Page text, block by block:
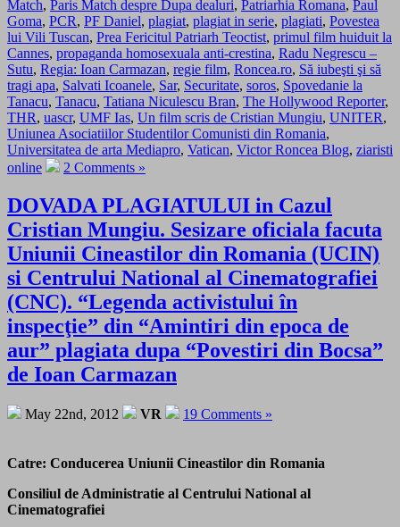
Match, Paris Match despre Dupa dealuri, Patriarhia Romana, Paul
Goma, PCR, PF Daniel, plagiat, plagiat in serie, plagiati, Povestea
lui Vili Tuscan, Prea Fericitul Patriarh Teoctist, primul film huiduit la
Cannes, propaganda homosexuala anti-crestina, Radu Negrescu –
Sutu, Regia: Ioan Carmazan, regie film, Roncea.ro, Să iubeşti şi să
tragi apa, Salvati Icoanele, Sar, Securitate, soros, Spovedanie la
Tanacu, Tanacu, Tatiana Niculescu Bran, The Hollywood Reporter,
THR, uascr, UMF Ias, Un film scris de Cristian Mungiu, UNITER,
Uniunea Asociatiilor Studentilor Comunisti din Romania,
Universitatea de arta Mediapro, Vatican, Victor Roncea Blog, ziaristi
online
2 Comments »
DOVADA PLAGIATULUI in Cazul
Cristian Mungiu. Sesizare oficiala facuta
Uniunii Cineastilor din Romania (UCIN)
si Centrului National al Cinematografiei
(CNC). “Legenda activistului în
inspecţie” din “Amintiri din epoca de
aur” plagiata dupa “Povestiri din Bocsa”
de Ioan Carmazan
May 22nd, 2012 VR 19 Comments »
Catre: Conducerea Uniunii Cineastilor din Romania
Consiliul de Administratie al Centrului National al
Cinematografiei